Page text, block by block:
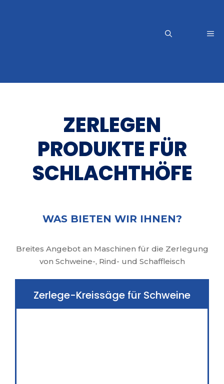
ZERLEGEN
PRODUKTE FÜR
SCHLACHTHÖFE
WAS BIETEN WIR IHNEN?
Breites Angebot an Maschinen für die Zerlegung
von Schweine-, Rind- und Schaffleisch
Zerlege-Kreissäge für Schweine